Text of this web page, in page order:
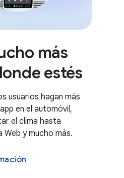
más
estés
usuarios hagan más
en el automóvil,
el clima hasta
Web y mucho más.